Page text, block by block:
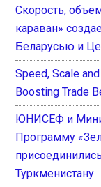
Скорость,
караван»
Беларусью и
Speed, Scale
Boosting Trade
ЮНИСЕФ и
Программу
Туркменистану